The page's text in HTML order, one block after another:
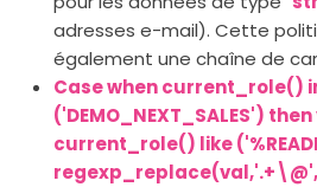
adresses e-mail). Cette
également une chaîne de
Case when current_role()
('DEMO_NEXT_SALES')
current_role() like